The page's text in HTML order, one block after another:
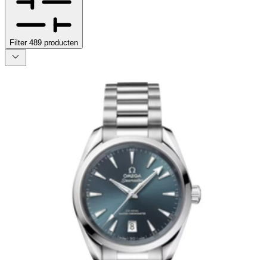
Filter 489 producten